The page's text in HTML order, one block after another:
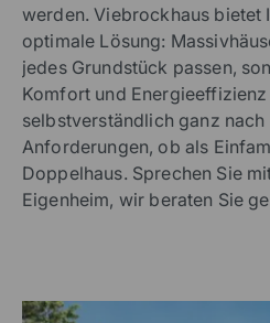
werden. Viebrockhaus bietet
optimale Lösung:
jedes Grundstück passen,
Komfort und
selbstverständlich ganz
Anforderungen, ob als
Doppelhaus. Sprechen Sie
Eigenheim, wir beraten Sie